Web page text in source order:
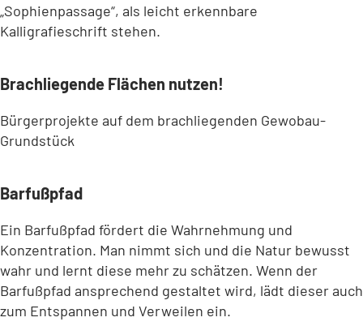
„Sophienpassage“, als leicht erkennbare
Kalligrafieschrift stehen.
Brachliegende Flächen nutzen!
Bürgerprojekte auf dem brachliegenden Gewobau-
Grundstück
Barfußpfad
Ein Barfußpfad fördert die Wahrnehmung und
Konzentration. Man nimmt sich und die Natur bewusst
wahr und lernt diese mehr zu schätzen. Wenn der
Barfußpfad ansprechend gestaltet wird, lädt dieser auch
zum Entspannen und Verweilen ein.